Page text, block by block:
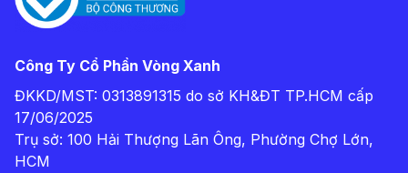
Công Ty Cổ Phần Vòng Xanh
ĐKKD/MST: 0313891315 do sở KH&ĐT TP.HCM cấp
17/06/2025
Trụ sở: 100 Hải Thượng Lãn Ông, Phường Chợ Lớn,
HCM